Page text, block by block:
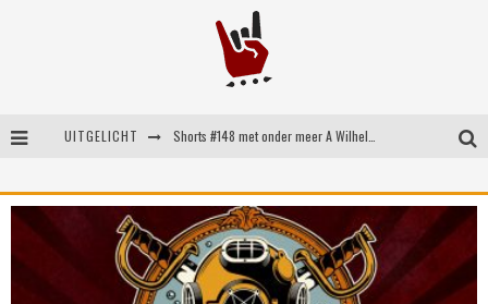
UITGELICHT
Britse emorockers van Basement maken tweede comeback met het indrukwekkende ‘Wired’
Shorts #149 met onder meer No Cure, Eva Under Fire, The Hu en Sleeping With Sirens